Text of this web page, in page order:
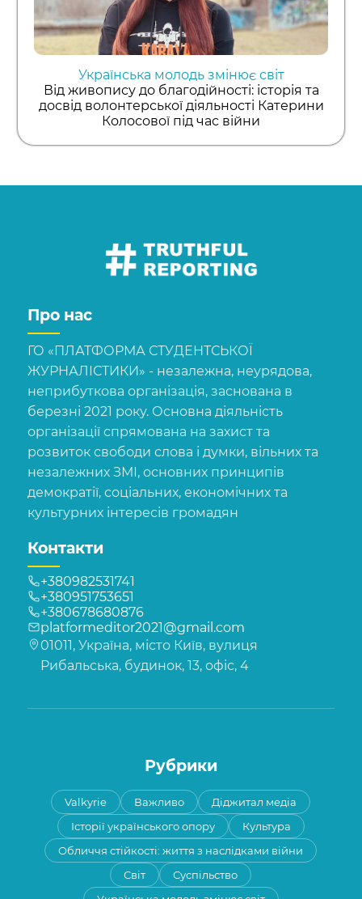
Українська молодь змінює світ
Від живопису до благодійності: історія та
досвід волонтерської діяльності Катерини
Колосової під час війни
Про нас
ГО «ПЛАТФОРМА СТУДЕНТСЬКОЇ
ЖУРНАЛІСТИКИ» - незалежна, неурядова,
неприбуткова організація, заснована в
березні 2021 року. Основна діяльність
організації спрямована на захист та
розвиток свободи слова і думки, вільних та
незалежних ЗМІ, основних принципів
демократії, соціальних, економічних та
культурних інтересів громадян
Контакти
+380982531741
+380951753651
+380678680876
platformeditor2021@gmail.com
01011, Україна, місто Київ, вулиця
Рибальська, будинок, 13, офіс, 4
Рубрики
Valkyrie Важливо
Діджитал медіа
Історії українського опору
Культура
Обличчя стійкості: життя з наслідками війни
Світ
Суспільство